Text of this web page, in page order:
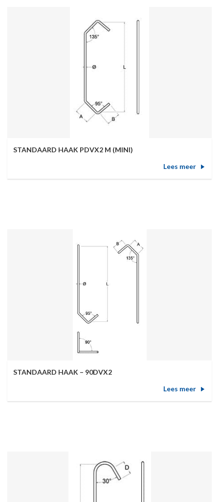
STANDAARD HAAK PDVX2 M (MINI)
Lees meer
STANDAARD HAAK – 90DVX2
Lees meer